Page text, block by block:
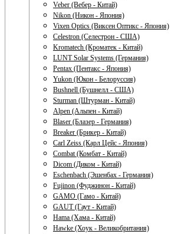
Veber (Вебер - Китай)
Nikon (Никон - Япония)
Vixen Optics (Виксен Оптикс - Япония)
Celestron (Селестрон - США)
Kromatech (Кроматек - Китай)
LUNT Solar Systems (Германия)
Pentax (Пентакс - Япония)
Yukon (Юкон - Белоруссия)
Bushnell (Бушнелл - США)
Sturman (Штурман - Китай)
Alpen (Альпен - Китай)
Blaser (Блазер - Германия)
Breaker (Брикер - Китай)
Carl Zeiss (Карл Цейс - Япония)
Combat (Комбат - Китай)
Dicom (Диком - Китай)
Eschenbach (Эшенбах - Германия)
Fujinon (Фуджинон - Китай)
GAMO (Гамо - Китай)
GAUT (Гаут - Китай)
Hama (Хама - Китай)
Hawke (Хоук - Великобритания)